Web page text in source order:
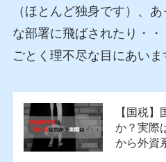
（ほとんど独身です）、
な部署に飛ばされたり・
ごとく理不尽な目にあいま
【国税
か？実際
から外資